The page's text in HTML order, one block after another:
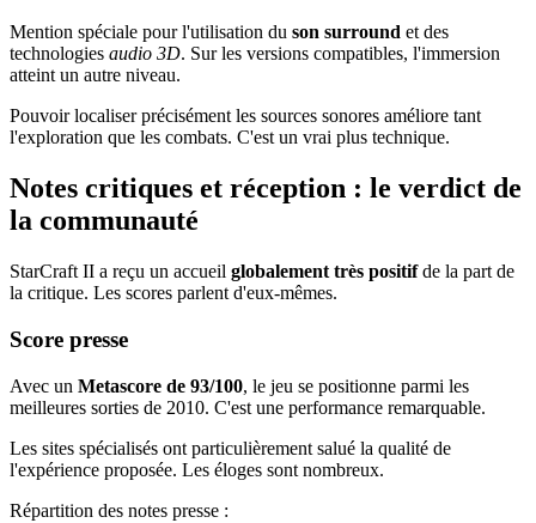
Mention spéciale pour l'utilisation du son surround et des
technologies audio 3D. Sur les versions compatibles, l'immersion
atteint un autre niveau.
Pouvoir localiser précisément les sources sonores améliore tant
l'exploration que les combats. C'est un vrai plus technique.
Notes critiques et réception : le verdict de
la communauté
StarCraft II a reçu un accueil globalement très positifde la part de
la critique. Les scores parlent d'eux-mêmes.
Score presse
Avec un Metascore de 93/100, le jeu se positionne parmi les
meilleures sorties de 2010. C'est une performance remarquable.
Les sites spécialisés ont particulièrement salué la qualité de
l'expérience proposée. Les éloges sont nombreux.
Répartition des notes presse :